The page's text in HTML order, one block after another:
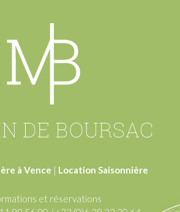
à Vence | Location Saisonnière
et réservations